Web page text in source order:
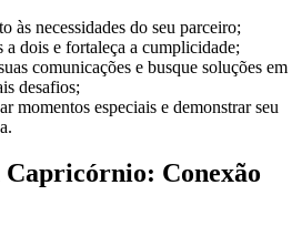
às necessidades do seu parceiro;
a dois e fortaleça a cumplicidade;
comunicações e busque soluções em
desafios;
momentos especiais e demonstrar seu
Conexão